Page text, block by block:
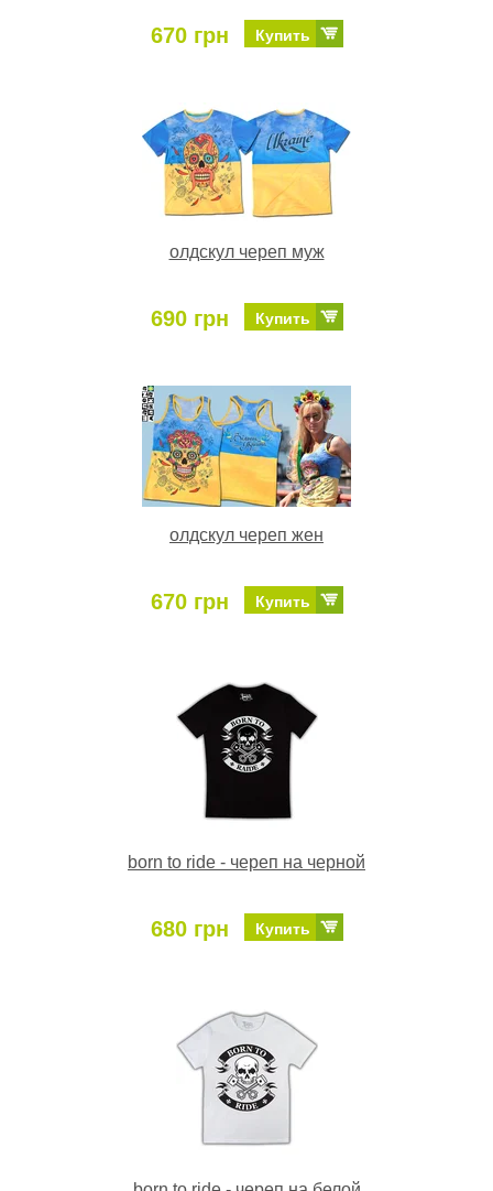
670 грн Купить
олдскул череп муж
690 грн Купить
олдскул череп жен
670 грн Купить
born to ride - череп на черной
680 грн Купить